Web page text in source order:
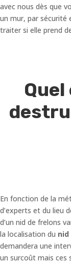
avec nous dès que
un mur, par sécurité
traiter si elle prend
En fonction de la
d’experts et du lieu
d’un nid de frelons
la localisation du
demandera une
un surcoût mais ces